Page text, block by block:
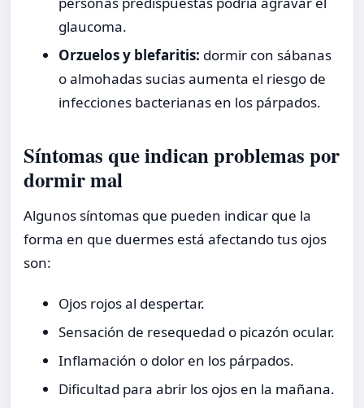
glaucoma.
Orzuelos y blefaritis: dormir con sábanas
o almohadas sucias aumenta el riesgo de
infecciones bacterianas en los párpados.
Síntomas que indican problemas por
dormir mal
Algunos síntomas que pueden indicar que la
forma en que duermes está afectando tus ojos
son:
Ojos rojos al despertar.
Sensación de resequedad o picazón ocular.
Inflamación o dolor en los párpados.
Dificultad para abrir los ojos en la mañana.